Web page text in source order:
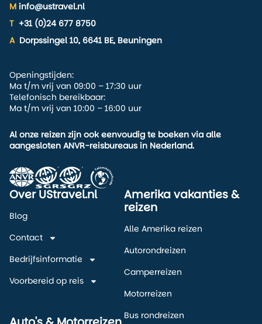
M info@ustravel.nl
T +31 (0)24 677 8750
A Dorpssingel 10, 6641 BE, Beuningen
Openingstijden:
Ma t/m vrij van 09:00 – 17:30 uur
Telefonisch bereikbaar:
Ma t/m vrij van 10:00 – 16:00 uur
Al onze reizen zijn ook eenvoudig te boeken via alle
aangesloten ANVR-reisbureaus in Nederland.
Over UStravel.nl
Blog
Contact
Bedrijfsinformatie
Voorbereid op reis
Amerika vakanties &
reizen
Alle Amerika reizen
Autorondreizen
Camperreizen
Motorreizen
Bus rondreizen